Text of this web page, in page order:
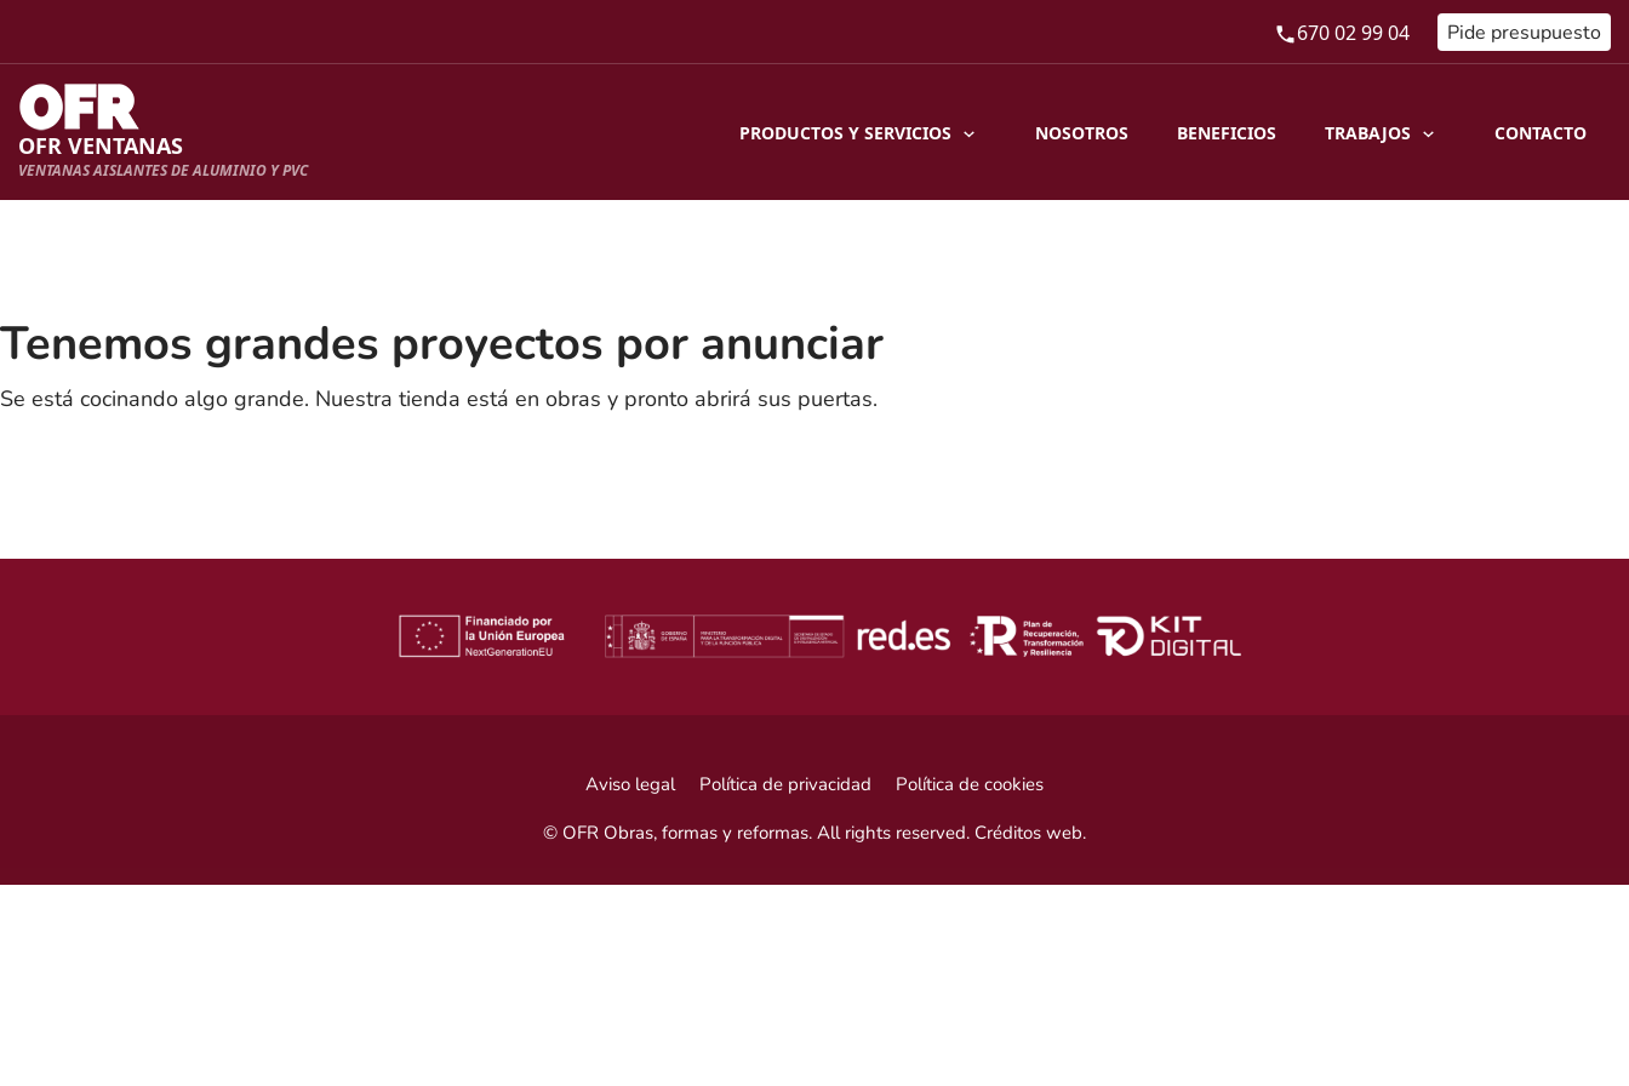
670 02 99 04 Pide presupuesto
OFR VENTANAS
VENTANAS AISLANTES DE ALUMINIO Y PVC
PRODUCTOS Y SERVICIOS NOSOTROS BENEFICIOS TRABAJOS CONTACTO
Tenemos grandes proyectos por anunciar
Se está cocinando algo grande. Nuestra tienda está en obras y pronto abrirá sus puertas.
Aviso legal Política de privacidad
Política de cookies
© OFR Obras, formas y reformas. All rights reserved. Créditos web.